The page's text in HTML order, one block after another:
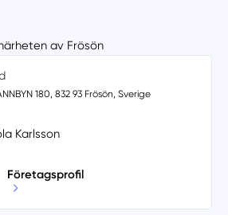
av Frösön
180, 832 93 Frösön, Sverige
Karlsson
Företagsprofil